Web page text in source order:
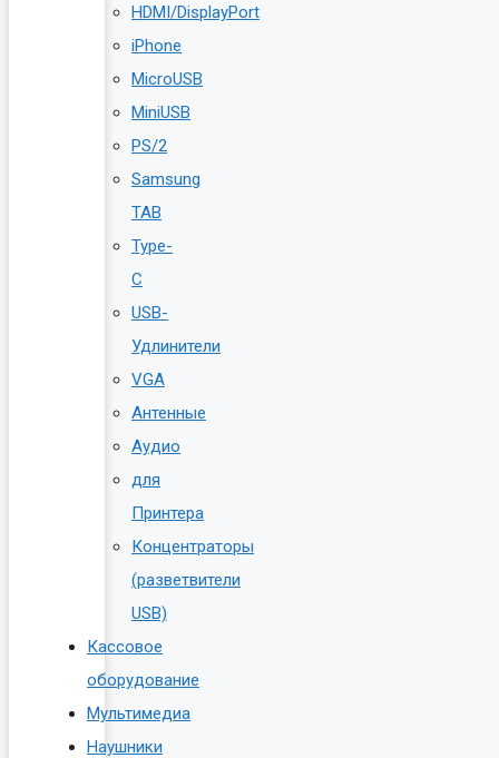
HDMI/DisplayPort
iPhone
MicroUSB
MiniUSB
PS/2
Samsung
TAB
Type-
C
USB-
Удлинители
VGA
Антенные
Аудио
для
Принтера
Концентраторы
(разветвители
USB)
Кассовое
оборудование
Мультимедиа
Наушники